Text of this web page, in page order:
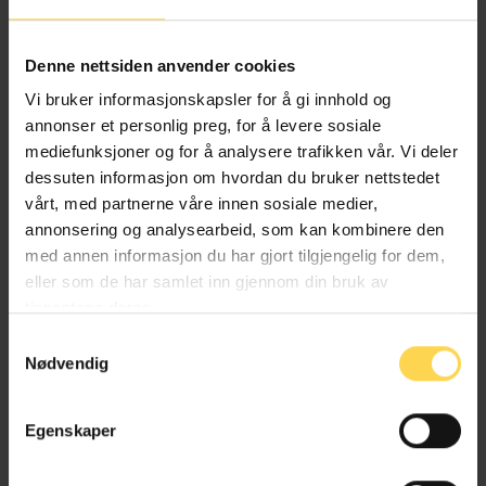
Denne nettsiden anvender cookies
Vi bruker informasjonskapsler for å gi innhold og
annonser et personlig preg, for å levere sosiale
mediefunksjoner og for å analysere trafikken vår. Vi deler
dessuten informasjon om hvordan du bruker nettstedet
vårt, med partnerne våre innen sosiale medier,
annonsering og analysearbeid, som kan kombinere den
med annen informasjon du har gjort tilgjengelig for dem,
eller som de har samlet inn gjennom din bruk av
Nødvendig
Egenskaper
Helse- og omsorgsrett
Angrerettloven
EU/EØS-rett
Forbruker-, kjøps- og konkurranserett